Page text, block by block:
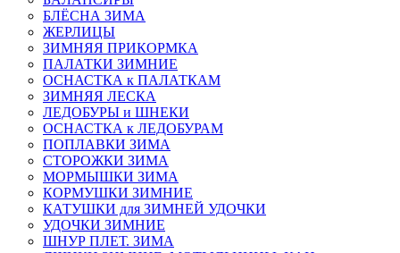
БЛЁСНА ЗИМА
ЖЕРЛИЦЫ
ЗИМНЯЯ ПРИКОРМКА
ПАЛАТКИ ЗИМНИЕ
ОСНАСТКА к ПАЛАТКАМ
ЗИМНЯЯ ЛЕСКА
ЛЕДОБУРЫ и ШНЕКИ
ОСНАСТКА к ЛЕДОБУРАМ
ПОПЛАВКИ ЗИМА
СТОРОЖКИ ЗИМА
МОРМЫШКИ ЗИМА
КОРМУШКИ ЗИМНИЕ
КАТУШКИ для ЗИМНЕЙ УДОЧКИ
УДОЧКИ ЗИМНИЕ
ШНУР ПЛЕТ. ЗИМА